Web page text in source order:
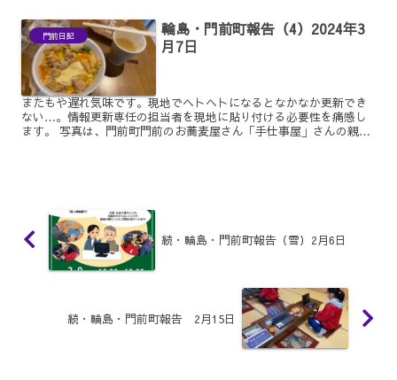
門前日記
輪島・門前町報告（4）2024年3
月7日
またもや遅れ気味です。現地でヘトヘトになるとなかなか更新でき
ない…。情報更新専任の担当者を現地に貼り付ける必要性を痛感し
ます。 写真は、門前町門前のお蕎麦屋さん「手仕事屋」さんの親子
続・輪島・門前町報告（雪）2月6日
続・輪島・門前町報告 2月15日